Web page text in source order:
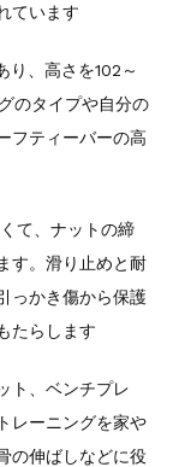
ています
り、高さを102～
のタイプや自分の
フティーバーの高
て、ナットの締
す。滑り止めと耐
っかき傷から保護
たらします
ト、ベンチプレ
レーニングを家や
の伸ばしなどに役